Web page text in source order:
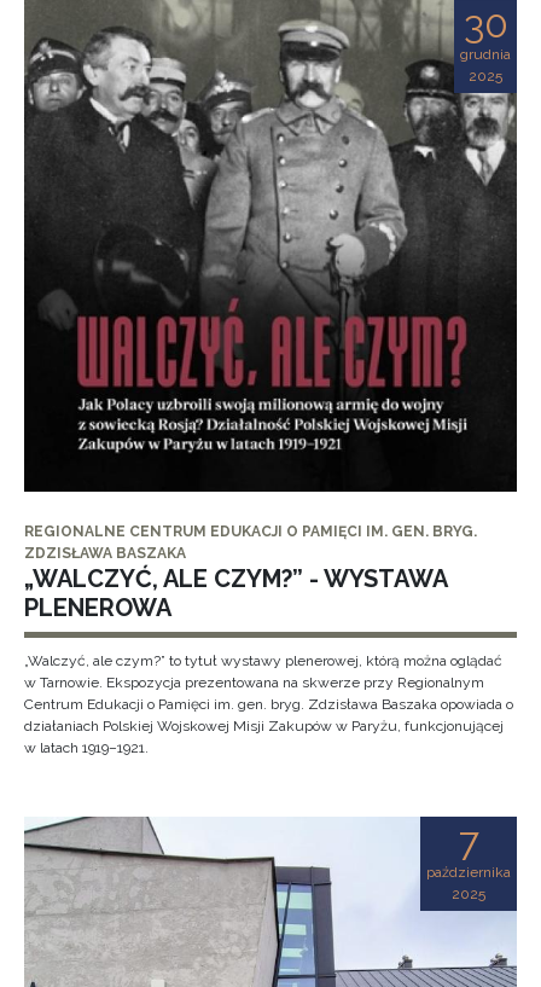
30
grudnia
2025
REGIONALNE CENTRUM EDUKACJI O PAMIĘCI IM. GEN. BRYG.
ZDZISŁAWA BASZAKA
„WALCZYĆ, ALE CZYM?” - WYSTAWA
PLENEROWA
„Walczyć, ale czym?” to tytuł wystawy plenerowej, którą można oglądać
w Tarnowie. Ekspozycja prezentowana na skwerze przy Regionalnym
Centrum Edukacji o Pamięci im. gen. bryg. Zdzisława Baszaka opowiada o
działaniach Polskiej Wojskowej Misji Zakupów w Paryżu, funkcjonującej
w latach 1919–1921.
7
października
2025